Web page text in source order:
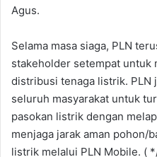
Agus.
Selama masa siaga, PLN
stakeholder setempat untuk
distribusi tenaga listrik. PLN
seluruh masyarakat untuk
pasokan listrik dengan
menjaga jarak aman pohon/
listrik melalui PLN Mobile. (